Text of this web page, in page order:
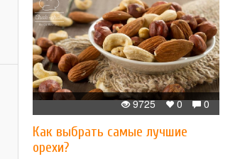
0
0
9725
Как выбрать самые лучшие
орехи?